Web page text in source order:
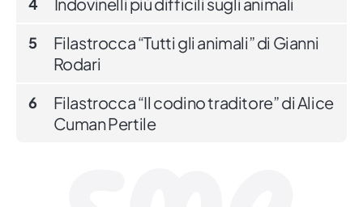
4
5
Filastrocca “Tutti gli animali” di Gianni
Rodari
6
Filastrocca “Il codino traditore” di Alice
Cuman Pertile